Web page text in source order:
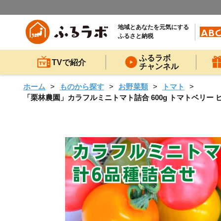
地域とあなたを元気にする
ふるさと納税
TVで紹介
ふるラボ
チャンネル
ホーム ものから探す お野菜類
トマト
「栗林農園」カラフルミニトマト詰合 600g トマトベリ